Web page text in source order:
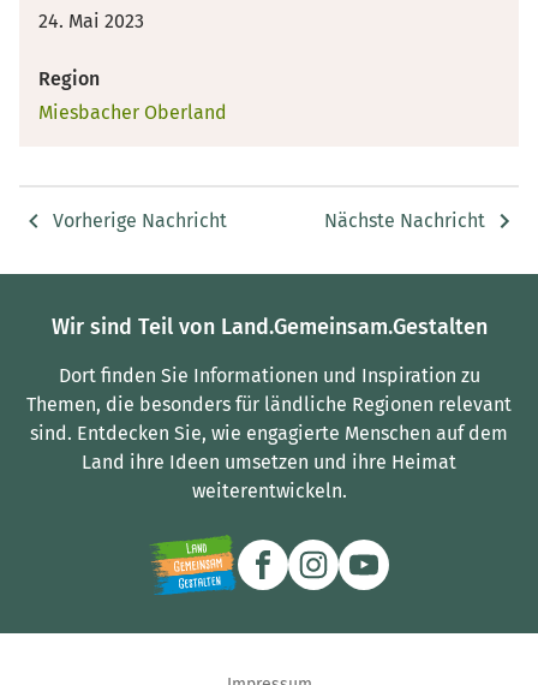
24. Mai 2023
Region
Miesbacher Oberland
Vorherige Nachricht Nächste Nachricht
Wir sind Teil von Land.Gemeinsam.Gestalten
Dort finden Sie Informationen und Inspiration zu
Themen, die besonders für ländliche Regionen relevant
sind. Entdecken Sie, wie engagierte Menschen auf dem
Land ihre Ideen umsetzen und ihre Heimat
weiterentwickeln.